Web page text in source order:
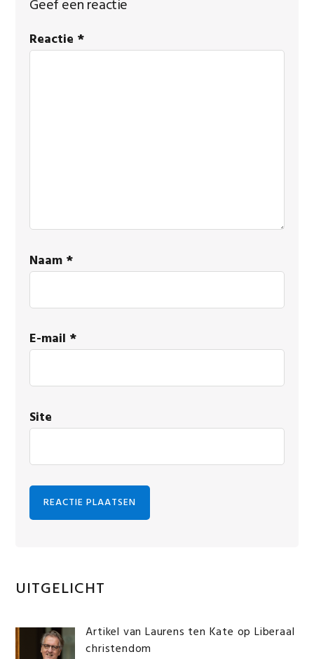
Interacties
Geef een reactie
Reactie *
Naam *
E-mail *
Site
Primaire
Sidebar
UITGELICHT
Artikel van Laurens ten Kate op Liberaal
christendom